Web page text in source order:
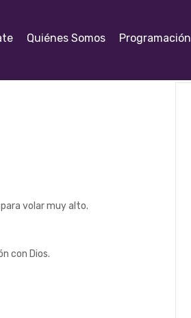
Quiénes Somos Programación
volar muy alto.
con Dios.